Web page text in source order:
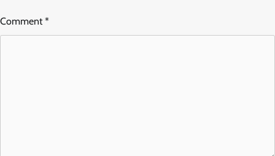
Comment*